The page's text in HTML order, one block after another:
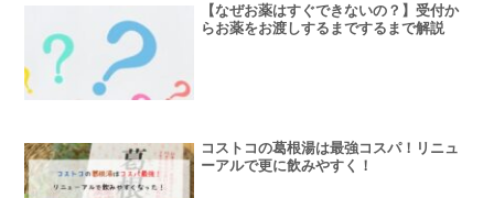
【なぜお薬はすぐできないの？】受付か
らお薬をお渡しするまでするまで解説
コストコの葛根湯は最強コスパ！リニュ
ーアルで更に飲みやすく！